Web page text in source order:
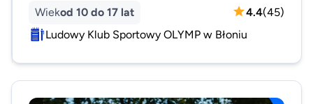
Wiekod 10 do 17 lat 4.4(45)
Ludowy Klub Sportowy OLYMP w Błoniu